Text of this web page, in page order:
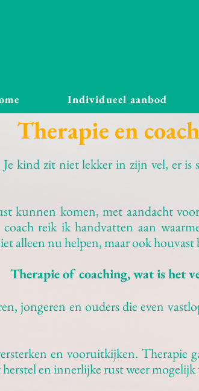
Individueel aanbod
Therapie en
kind zit niet lekker in zijn vel, er
kunnen komen, met aandacht
reik ik handvatten aan
alleen nu helpen, maar ook houvast
Therapie of coaching, wat is het
jongeren en ouders die even
en vooruitkijken. Therapie
en innerlijke rust weer